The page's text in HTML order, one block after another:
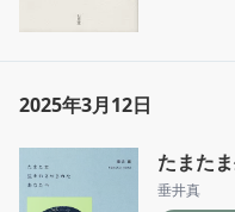
2025年3月12日
たまた
垂井真